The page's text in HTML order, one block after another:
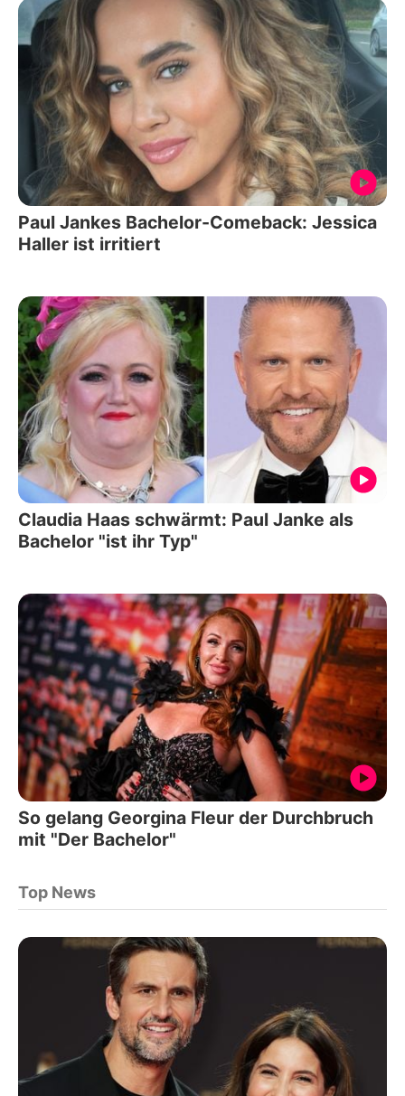
Paul Jankes Bachelor-Comeback: Jessica
Haller ist irritiert
Claudia Haas schwärmt: Paul Janke als
Bachelor "ist ihr Typ"
So gelang Georgina Fleur der Durchbruch
mit "Der Bachelor"
Top News